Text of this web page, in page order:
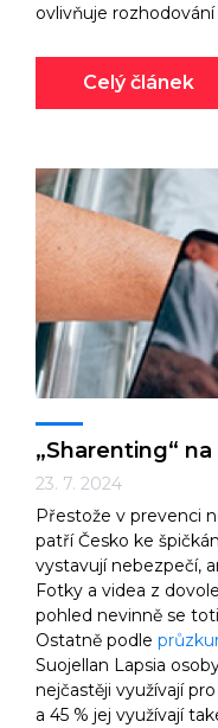
ovlivňuje
Celý článek
„Sharenting“
23. 7. 2024
Přestože v prevenci
patří Česko ke
vystavují nebezpečí,
Fotky a videa z
pohled nevinně se
Ostatně podle
Suojellan Lapsia
nejčastěji využívají
a 45 % jej využívají